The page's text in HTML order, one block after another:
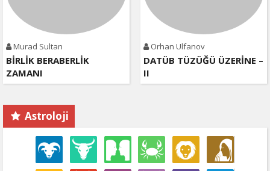
Murad Sultan
BİRLİK BERABERLİK
ZAMANI
Orhan Ulfanov
DATÜB TÜZÜĞÜ ÜZERİNE –
II
Astroloji